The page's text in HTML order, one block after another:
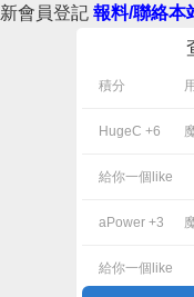
新會員登記 報料/聯絡本
積分
HugeC +6
給你一個like
aPower +3
給你一個like